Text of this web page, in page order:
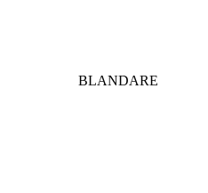
BLANDARE